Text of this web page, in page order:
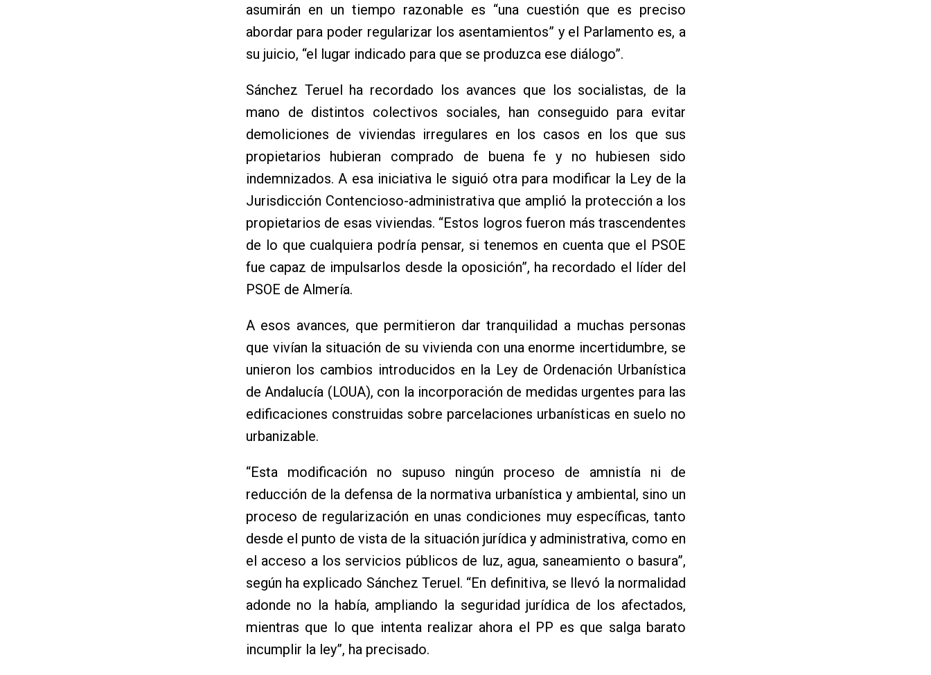
asumirán en un tiempo razonable es “una cuestión que es preciso
abordar para poder regularizar los asentamientos” y el Parlamento es, a
su juicio, “el lugar indicado para que se produzca ese diálogo”.
Sánchez Teruel ha recordado los avances que los socialistas, de la
mano de distintos colectivos sociales, han conseguido para evitar
demoliciones de viviendas irregulares en los casos en los que sus
propietarios hubieran comprado de buena fe y no hubiesen sido
indemnizados. A esa iniciativa le siguió otra para modificar la Ley de la
Jurisdicción Contencioso-administrativa que amplió la protección a los
propietarios de esas viviendas. “Estos logros fueron más trascendentes
de lo que cualquiera podría pensar, si tenemos en cuenta que el PSOE
fue capaz de impulsarlos desde la oposición”, ha recordado el líder del
PSOE de Almería.
A esos avances, que permitieron dar tranquilidad a muchas personas
que vivían la situación de su vivienda con una enorme incertidumbre, se
unieron los cambios introducidos en la Ley de Ordenación Urbanística
de Andalucía (LOUA), con la incorporación de medidas urgentes para las
edificaciones construidas sobre parcelaciones urbanísticas en suelo no
urbanizable.
“Esta modificación no supuso ningún proceso de amnistía ni de
reducción de la defensa de la normativa urbanística y ambiental, sino un
proceso de regularización en unas condiciones muy específicas, tanto
desde el punto de vista de la situación jurídica y administrativa, como en
el acceso a los servicios públicos de luz, agua, saneamiento o basura”,
según ha explicado Sánchez Teruel. “En definitiva, se llevó la normalidad
adonde no la había, ampliando la seguridad jurídica de los afectados,
mientras que lo que intenta realizar ahora el PP es que salga barato
incumplir la ley”, ha precisado.